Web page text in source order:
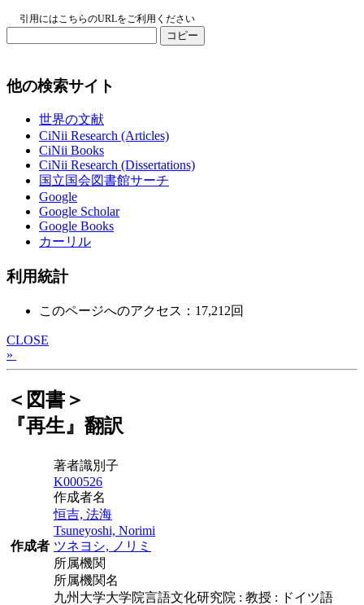
引用にはこちらのURLをご利用ください
コピー
他の検索サイト
世界の文献
CiNii Research (Articles)
CiNii Books
CiNii Research (Dissertations)
国立国会図書館サーチ
Google
Google Scholar
Google Books
カーリル
利用統計
このページへのアクセス：17,212回
CLOSE
»
＜図書＞
『再生』翻訳
作成者
著者識別子
K000526
作成者名
恒吉, 法海
Tsuneyoshi, Norimi
ツネヨシ, ノリミ
所属機関
所属機関名
九州大学大学院言語文化研究院 : 教授 : ドイツ語